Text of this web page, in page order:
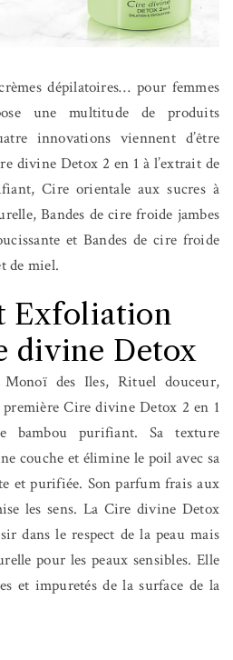
dépilatoires… pour femmes
une multitude de produits
innovations viennent d’être
divine Detox 2 en 1 à l’extrait de
Cire orientale aux sucres à
Bandes de cire froide jambes
et Bandes de cire froide
de miel.
Exfoliation
divine Detox
des Iles, Rituel douceur,
Cire divine Detox 2 en 1
bambou purifiant. Sa texture
couche et élimine le poil avec sa
et purifiée. Son parfum frais aux
les sens. La Cire divine Detox
dans le respect de la peau mais
pour les peaux sensibles. Elle
et impuretés de la surface de la